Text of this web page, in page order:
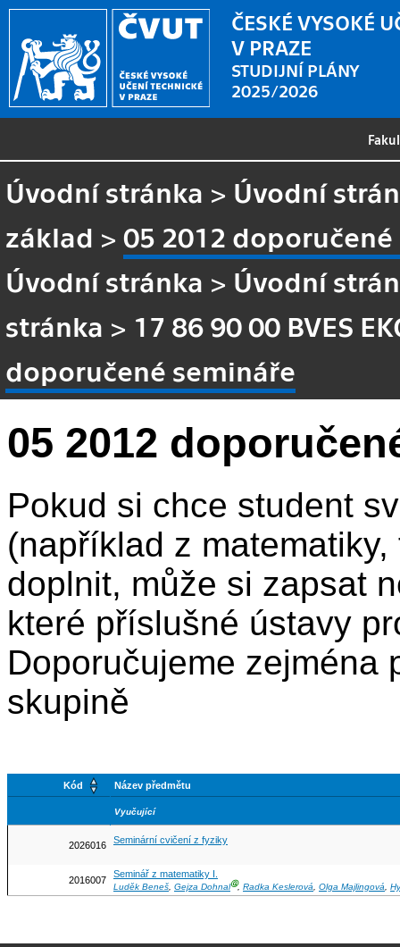
ČESKÉ VYSOKÉ
V PRAZE
STUDIJNÍ PLÁNY
2025/2026
Úvodní stránka > Úvodní
základ >05 2012
Úvodní stránka > Úvodní
stránka > 17 86 90 00 BVES
doporučené semináře
05 2012
Pokud si chce student
(například z
doplnit, může si zapsat
které příslušné ústavy
Doporučujeme zejména
skupině
Kód Název předmětu
Vyučující
2026016 Seminární cvičení z fyziky
2016007
Seminář z matematiky I.
Luděk Beneš, Gejza DohnalⒼ, Radka Keslerová, Olga Majlingová,